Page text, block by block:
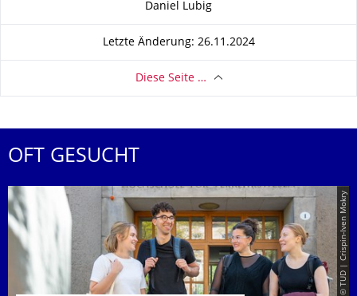
Daniel Lubig
Letzte Änderung: 26.11.2024
Diese Seite …
OFT GESUCHT
© TUD | Crispin-Iven Mokry